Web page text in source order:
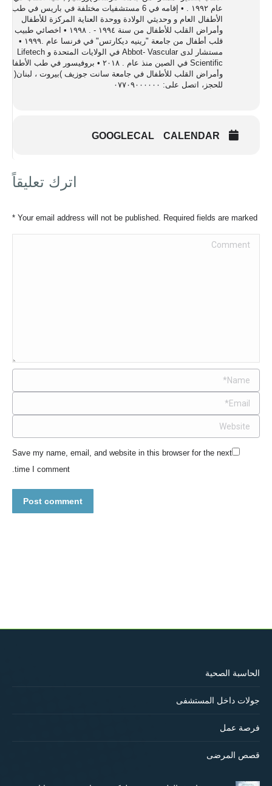
عام ١٩٩٢ . • إقامە في 6 مستشفیات مختلفة في باریس في طب
الأطفال العام و وحدیثي الولادة ووحدة العنایة المركزة للأطفال
وأمراض القلب للأطفال من سنة ١٩٩٤ - . ١٩٩٨ • اخصائي طبیب
قلب أطفال من جامعة "رینیە دیكارتس" في فرنسا عام .١٩٩٩ •
مستشار لدى Abbot- Vascular في الولایات المتحدة و Lifetech
Scientific في الصین منذ عام . ٢٠١٨ • بروفیسور في طب الأطفال
وأمراض القلب للأطفال في جامعة سانت جوزیف )بیروت ، لبنان( .
للحجز، اتصل على: ٠٧٧٠٩٠٠٠٠٠٠
CALENDAR
GOOGLECAL
اترك تعليقاً
Your email address will not be published. Required fields are marked
*
Comment
Name *
Email *
Website
Save my name, email, and website in this browser for the next
time I comment.
Post comment
الحاسبة الصحية
جولات داخل المستشفى
فرصة عمل
قصص المرضى